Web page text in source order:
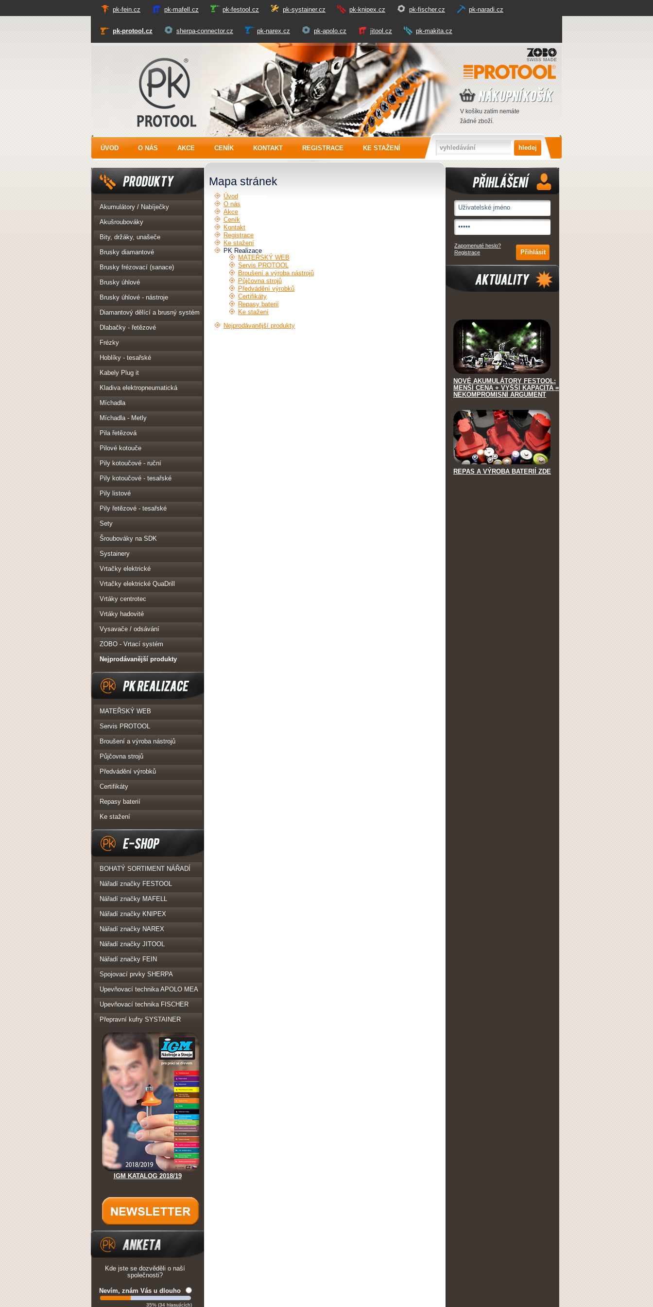
pk-fein.cz pk-mafell.cz pk-festool.cz pk-systainer.cz pk-knipex.cz pk-fischer.cz pk-naradi.cz
pk-protool.cz sherpa-connector.cz pk-narex.cz pk-apolo.cz jitool.cz pk-makita.cz
PK Protool
V košíku zatím nemáte
žádné zboží.
ÚVOD O NÁS AKCE CENÍK KONTAKT REGISTRACE KE STAŽENÍ
Produkty
Akumulátory / Nabíječky
Akušroubováky
Bity, držáky, unašeče
Brusky diamantové
Brusky frézovací (sanace)
Brusky úhlové
Brusky úhlové - nástroje
Diamantový dělící a brusný systém
Dlabačky - řetězové
Frézky
Hoblíky - tesařské
Kabely Plug it
Kladiva elektropneumatická
Míchadla
Míchadla - Metly
Pila řetězová
Pilové kotouče
Pily kotoučové - ruční
Pily kotoučové - tesařské
Pily listové
Pily řetězové - tesařské
Sety
Šroubováky na SDK
Systainery
Vrtačky elektrické
Vrtačky elektrické QuaDrill
Vrtáky centrotec
Vrtáky hadovité
Vysavače / odsávání
ZOBO - Vrtací systém
Nejprodávanější produkty
PK Realizace
MATEŘSKÝ WEB
Servis PROTOOL
Broušení a výroba nástrojů
Půjčovna strojů
Předvádění výrobků
Certifikáty
Repasy baterií
Ke stažení
eshop
BOHATÝ SORTIMENT NÁŘADÍ
Nářadí značky FESTOOL
Nářadí značky MAFELL
Nářadí značky KNIPEX
Nářadí značky NAREX
Nářadí značky JITOOL
Nářadí značky FEIN
Spojovací prvky SHERPA
Upevňovací technika APOLO MEA
Upevňovací technika FISCHER
Přepravní kufry SYSTAINER
IGM KATALOG 2018/19
Kde jste se dozvěděli o naší
společnosti?
Nevím, znám Vás u dlouho
35% (34 hlasujících)
Přihlášení
Zapomenuté heslo?
Registrace
NOVÉ AKUMULÁTORY FESTOOL:
MENŠÍ CENA + VYŠŠÍ KAPACITA =
NEKOMPROMISNÍ ARGUMENT
REPAS A VÝROBA BATERIÍ ZDE
Mapa stránek
Úvod
O nás
Akce
Ceník
Kontakt
Registrace
Ke stažení
PK Realizace
MATEŘSKÝ WEB
Servis PROTOOL
Broušení a výroba nástrojů
Půjčovna strojů
Předvádění výrobků
Certifikáty
Repasy baterií
Ke stažení
Nejprodávanější produkty